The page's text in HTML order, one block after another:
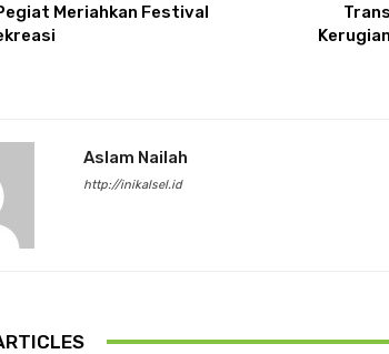
Meriahkan Festival
Aslam Nailah
http://inikalsel.id